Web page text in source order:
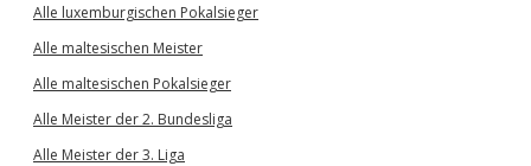
Alle luxemburgischen Pokalsieger
Alle maltesischen Meister
Alle maltesischen Pokalsieger
Alle Meister der 2. Bundesliga
Alle Meister der 3. Liga